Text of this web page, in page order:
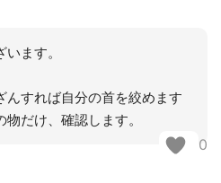
ます。
んすれば自分の首を絞めます
だけ、確認します。
0